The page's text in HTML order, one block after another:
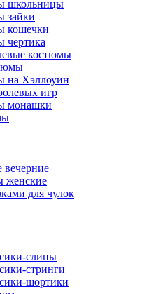
школьницы
зайки
кошечки
чертика
костюмы
на Хэллоуин
игр
монашки
вечерние
женские
для чулок
слипы
стринги
шортики